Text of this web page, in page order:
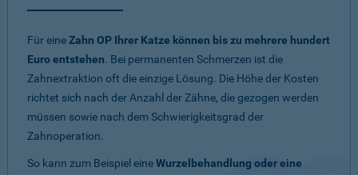
Für eineZahn OP Ihrer Katze können bis zu mehrere hundert
Euro entstehen. Bei permanenten Schmerzen ist die
Zahnextraktion oft die einzige Lösung. Die Höhe der Kosten
richtet sich nach der Anzahl der Zähne, die gezogen werden
müssen sowie nach dem Schwierigkeitsgrad der
Zahnoperation.
So kann zum Beispiel eineWurzelbehandlung oder eine